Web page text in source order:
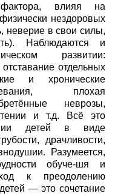
фактора, влияя на
нездоровых
неверие в свои силы,
Наблюдаются и
развитии:
отдельных
и хронические
плохая
неврозы,
и т.д. Всё это
детей в виде
драчливости,
Разумеется,
обуче-шя и
к преодолению
— это сочетание